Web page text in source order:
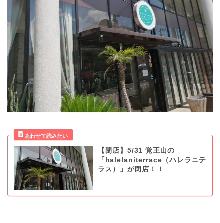
【閉店】5/31 覚王山の
「halelaniterrace（ハレラニテ
ラス）」が閉店！！